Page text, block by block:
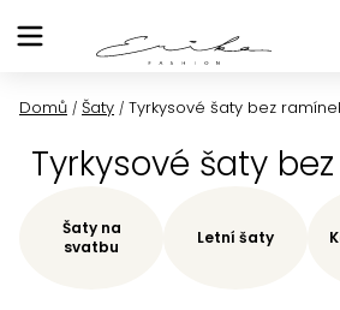
na
Domů / Šaty / Tyrkysové šaty bez
Tyrkysové šaty
Šaty na
svatbu
Letní šaty